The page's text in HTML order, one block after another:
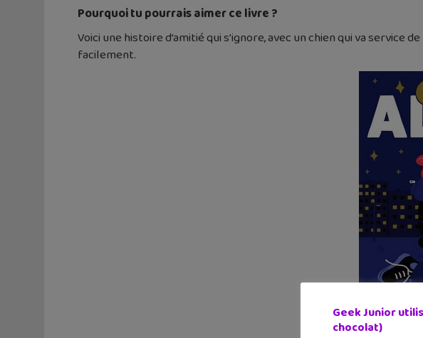
Pourquoi tu pourrais aimer ce livre ?
Voici une histoire d’amitié qui s’ignore, avec un chien qui va
facilement.
Geek Junior
chocolat)